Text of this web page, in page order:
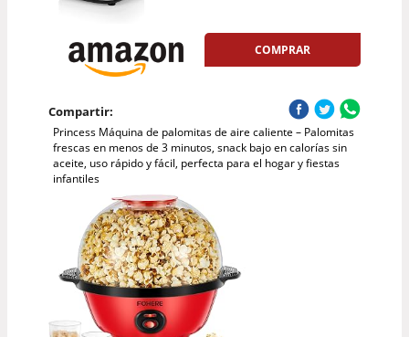
COMPRAR
Compartir:
Princess Máquina de palomitas de aire caliente – Palomitas
frescas en menos de 3 minutos, snack bajo en calorías sin
aceite, uso rápido y fácil, perfecta para el hogar y fiestas
infantiles